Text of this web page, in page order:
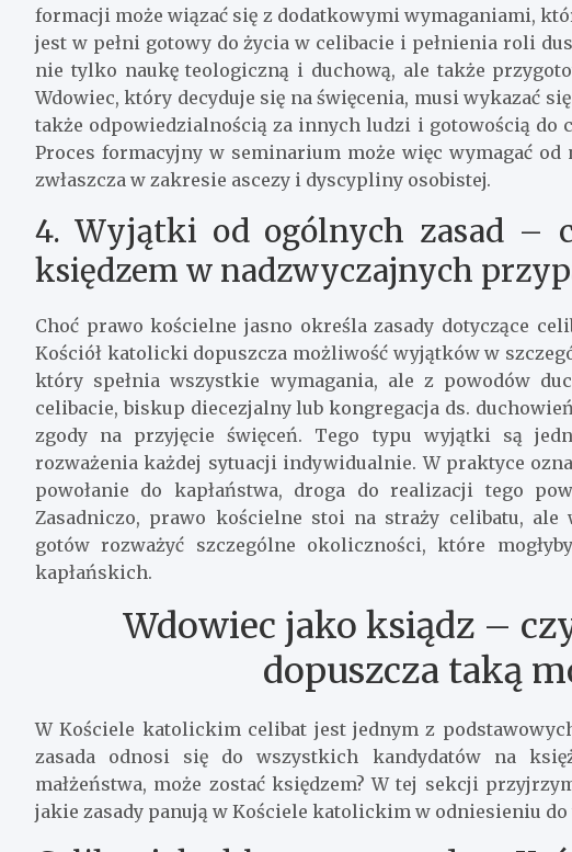
formacji może wiązać się z dodatkowymi wymaganiami,
jest w pełni gotowy do życia w celibacie i pełnienia roli
nie tylko naukę teologiczną i duchową, ale także
Wdowiec, który decyduje się na święcenia, musi wykazać
także odpowiedzialnością za innych ludzi i gotowością do
Proces formacyjny w seminarium może więc wymagać od
zwłaszcza w zakresie ascezy i dyscypliny osobistej.
4. Wyjątki od ogólnych zasad –
księdzem w nadzwyczajnych
Choć prawo kościelne jasno określa zasady dotyczące
Kościół katolicki dopuszcza możliwość wyjątków w
który spełnia wszystkie wymagania, ale z powodów
celibacie, biskup diecezjalny lub kongregacja ds.
zgody na przyjęcie święceń. Tego typu wyjątki są
rozważenia każdej sytuacji indywidualnie. W praktyce
powołanie do kapłaństwa, droga do realizacji tego
Zasadniczo, prawo kościelne stoi na straży celibatu,
gotów rozważyć szczególne okoliczności, które
kapłańskich.
Wdowiec jako ksiądz –
dopuszcza taką
W Kościele katolickim celibat jest jednym z
zasada odnosi się do wszystkich kandydatów na
małżeństwa, może zostać księdzem? W tej sekcji
jakie zasady panują w Kościele katolickim w odniesieniu